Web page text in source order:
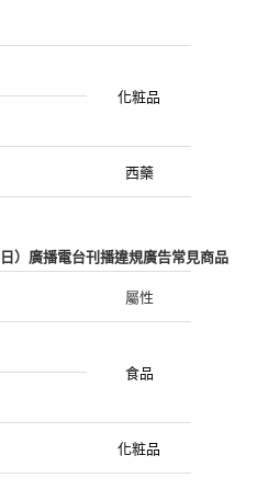
化粧品
西藥
日 ）廣播電台刊播違規廣告常見商品
屬性
食品
化粧品